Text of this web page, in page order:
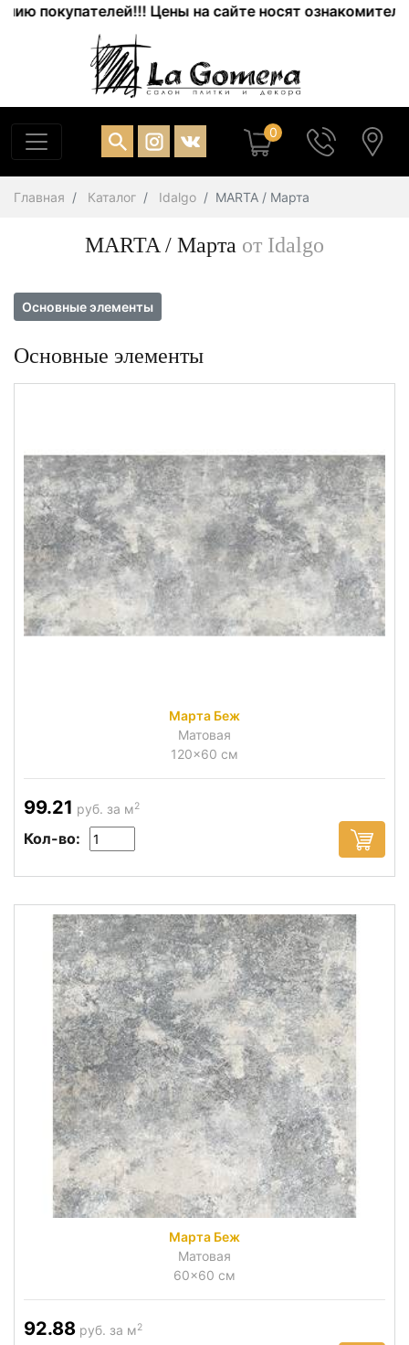
Цены на сайте носят
0
Главная Каталог Idalgo MARTA / Марта
MARTA / Марта от Idalgo
Основные элементы
Основные элементы
Марта Беж
Матовая
120x60 см
99.21 руб. за м2
Кол-во:
Марта Беж
Матовая
60x60 см
92.88 руб. за м2